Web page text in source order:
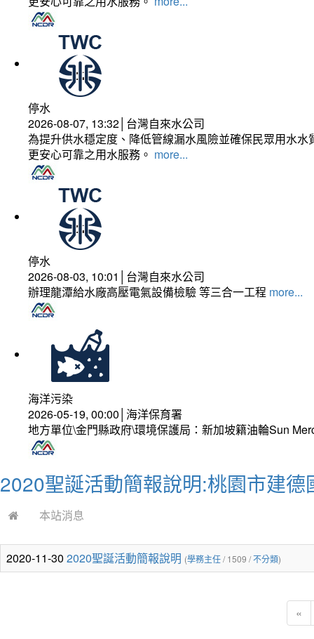
停水
2026-08-07, 13:32│台灣自來水公司
為提升供水穩定度、降低管線漏水風險並確保民眾用水
更安心可靠之用水服務。 more...
停水
2026-08-03, 10:01│台灣自來水公司
辦理龍潭給水廠高壓電氣設備檢驗 等三合一工程 more...
海洋污染
2026-05-19, 00:00│海洋保育署
地方單位\金門縣政府\環境保護局：新加坡籍油輪Sun
2020聖誕活動簡報說明:桃園市建
本站消息
2020-11-30 2020聖誕活動簡報說明 (學務主任/ 1509 /不分類)
«